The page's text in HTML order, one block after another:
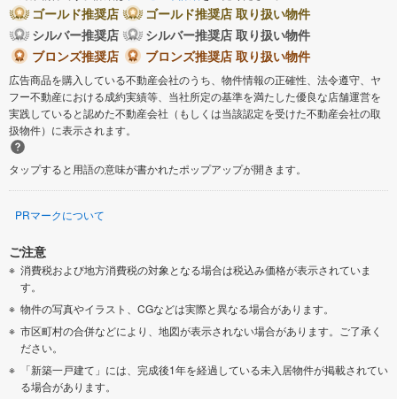
ゴールド推奨店
ゴールド推奨店 取り扱い物件
シルバー推奨店
シルバー推奨店 取り扱い物件
ブロンズ推奨店
ブロンズ推奨店 取り扱い物件
広告商品を購入している不動産会社のうち、物件情報の正確性、法令遵守、ヤ
フー不動産における成約実績等、当社所定の基準を満たした優良な店舗運営を
実践していると認めた不動産会社（もしくは当該認定を受けた不動産会社の取
扱物件）に表示されます。
タップすると用語の意味が書かれたポップアップが開きます。
PRマークについて
ご注意
消費税および地方消費税の対象となる場合は税込み価格が表示されていま
す。
物件の写真やイラスト、CGなどは実際と異なる場合があります。
市区町村の合併などにより、地図が表示されない場合があります。ご了承く
ださい。
「新築一戸建て」には、完成後1年を経過している未入居物件が掲載されてい
る場合があります。